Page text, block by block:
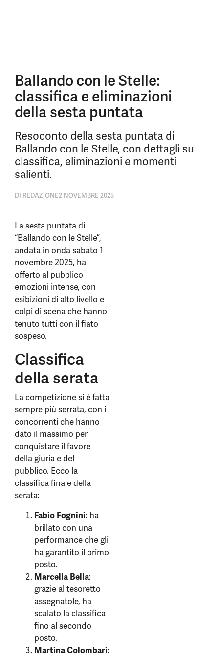
Ballando con le Stelle:
classifica e eliminazioni
della sesta puntata
Resoconto della sesta puntata di
Ballando con le Stelle, con dettagli su
classifica, eliminazioni e momenti
salienti.
DI REDAZIONE2 NOVEMBRE 2025
La sesta puntata di
“Ballando con le Stelle”,
andata in onda sabato 1
novembre 2025, ha
offerto al pubblico
emozioni intense, con
esibizioni di alto livello e
colpi di scena che hanno
tenuto tutti con il fiato
sospeso.
Classifica
della serata
La competizione si è fatta
sempre più serrata, con i
concorrenti che hanno
dato il massimo per
conquistare il favore
della giuria e del
pubblico. Ecco la
classifica finale della
serata:
Fabio Fognini: ha
brillato con una
performance che gli
ha garantito il primo
posto.
Marcella Bella:
grazie al tesoretto
assegnatole, ha
scalato la classifica
fino al secondo
posto.
Martina Colombari: